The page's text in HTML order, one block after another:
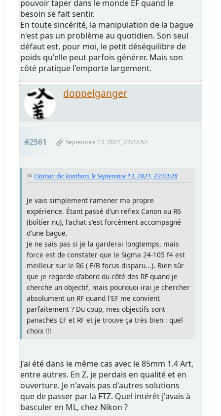
pouvoir taper dans le monde EF quand le
besoin se fait sentir.
En toute sincérité, la manipulation de la bague
n'est pas un problème au quotidien. Son seul
défaut est, pour moi, le petit déséquilibre de
poids qu'elle peut parfois générer. Mais son
côté pratique l'emporte largement.
doppelganger
#2561 Septembre 13, 2021, 22:27:52
Citation de: lionthom le Septembre 13, 2021, 22:03:28
Je vais simplement ramener ma propre
expérience. Étant passé d'un reflex Canon au R6
(boîtier nu), l'achat s'est forcément accompagné
d'une bague.
Je ne sais pas si je la garderai longtemps, mais
force est de constater que le Sigma 24-105 f4 est
meilleur sur le R6 ( F/B focus disparu...). Bien sûr
que je regarde d'abord du côté des RF quand je
cherche un objectif, mais pourquoi irai je chercher
absolument un RF quand l'EF me convient
parfaitement ? Du coup, mes objectifs sont
panachés EF et RF et je trouve ça très bien : quel
choix !!!
J'ai été dans le même cas avec le 85mm 1.4 Art,
entre autres. En Z, je perdais en qualité et en
ouverture. Je n'avais pas d'autres solutions
que de passer par la FTZ. Quel intérêt j'avais à
basculer en ML, chez Nikon ?